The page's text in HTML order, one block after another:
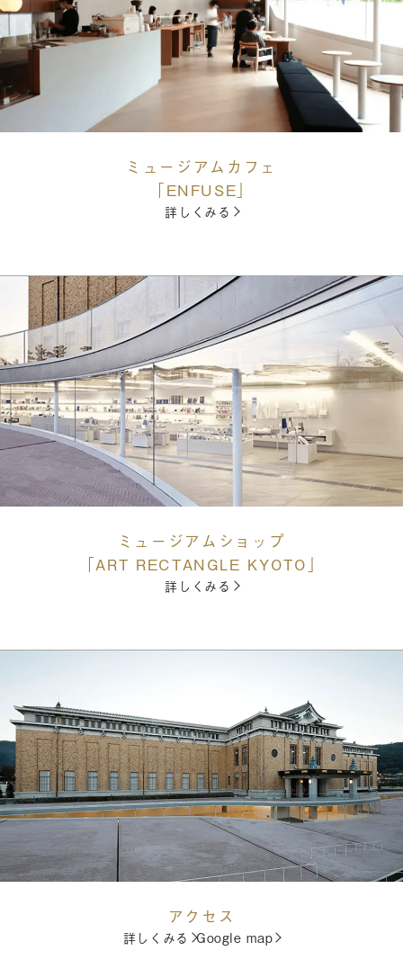
ミュージアムカフェ
「ENFUSE」
詳しくみる
ミュージアムショップ
「ART RECTANGLE KYOTO」
詳しくみる
アクセス
詳しくみる Google map